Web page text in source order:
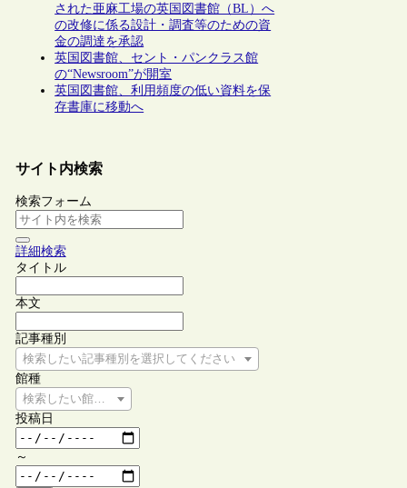
された亜麻工場の英国図書館（BL）へ
の改修に係る設計・調査等のための資
金の調達を承認
英国図書館、セント・パンクラス館
の“Newsroom”が開室
英国図書館、利用頻度の低い資料を保
存書庫に移動へ
サイト内検索
検索フォーム
詳細検索
タイトル
本文
記事種別
検索したい記事種別を選択してください
館種
検索したい館種を選択してください
投稿日
～